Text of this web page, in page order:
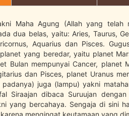
Maha Agung (Allah yang telah
dua belas, yaitu: Aries, Taurus,
Aquarius dan Pisces.
yang beredar, yaitu planet
Bulan mempunyai Cancer, planet
dan Pisces, planet Uranus
padanya) juga (lampu) yakni
Siraajan dibaca Suruujan
yang bercahaya. Sengaja di sini
mengingat keutamaan yang